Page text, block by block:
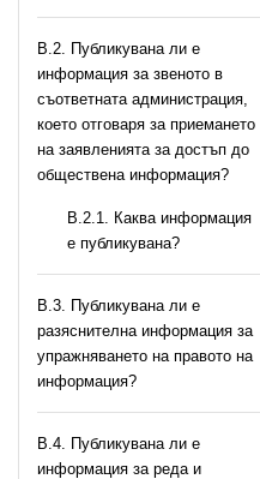
В.2. Публикувана ли е
информация за звеното в
съответната администрация,
което отговаря за приемането
на заявленията за достъп до
обществена информация?
B.2.1. Каква информация
е публикувана?
В.3. Публикувана ли е
разяснителна информация за
упражняването на правото на
информация?
В.4. Публикувана ли е
информация за реда и